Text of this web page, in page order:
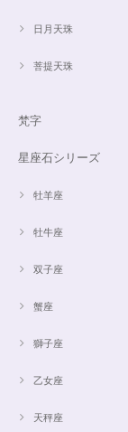
日月天珠
菩提天珠
梵字
星座石シリーズ
牡羊座
牡牛座
双子座
蟹座
獅子座
乙女座
天秤座